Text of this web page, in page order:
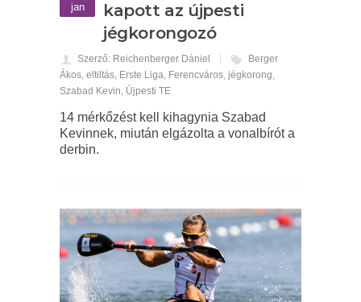
jan
kapott az újpesti
jégkorongozó
Szerző: Reichenberger Dániel
Berger
Ákos, eltiltás, Erste Liga, Ferencváros, jégkorong,
Szabad Kevin, Újpesti TE
14 mérkőzést kell kihagynia Szabad
Kevinnek, miután elgázolta a vonalbírót a
derbin.